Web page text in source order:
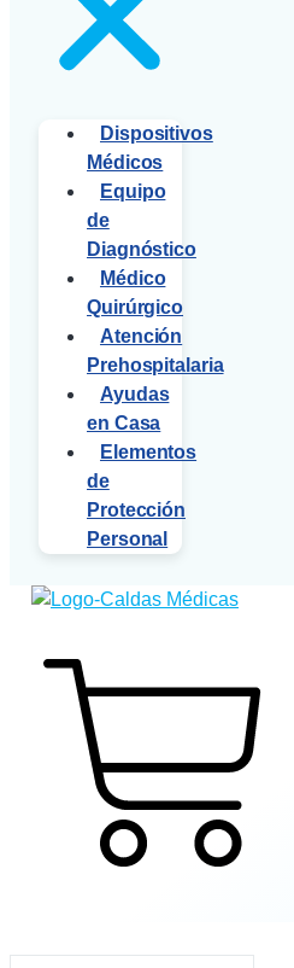
Dispositivos
Médicos
Equipo
de
Diagnóstico
Médico
Quirúrgico
Atención
Prehospitalaria
Ayudas
en Casa
Elementos
de
Protección
Personal